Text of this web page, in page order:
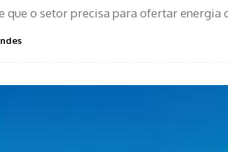
que o setor precisa para ofertar energia